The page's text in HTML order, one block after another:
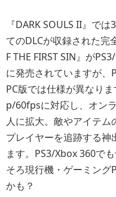
『DARK SOULS II』で
てのDLCが収録された完
F THE FIRST SIN』が
に発売されていますが
PC版では仕様が異なり
p/60fpsに対応し、オン
人に拡大。敵やアイテム
プレイヤーを追跡する神
ます。PS3/Xbox 360で
そろ現行機・ゲーミング
かも？